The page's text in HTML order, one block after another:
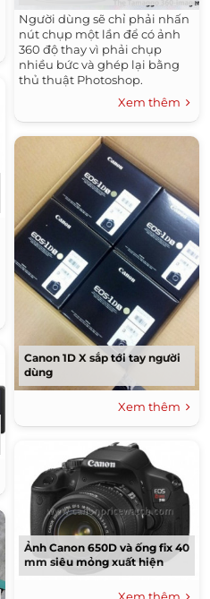
Người dùng sẽ chỉ phải nhấn
nút chụp một lần để có ảnh
360 độ thay vì phải chụp
nhiều bức và ghép lại bằng
thủ thuật Photoshop.
Xem thêm
Canon 1D X sắp tới tay người
dùng
Xem thêm
Ảnh Canon 650D và ống fix 40
mm siêu mỏng xuất hiện